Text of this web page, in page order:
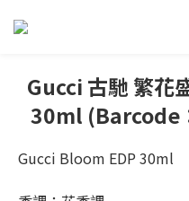
Gucci 古馳 繁花
30ml (Barcode
Gucci Bloom EDP 30ml